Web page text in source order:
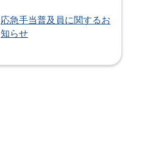
応急手当普及員に関するお
知らせ